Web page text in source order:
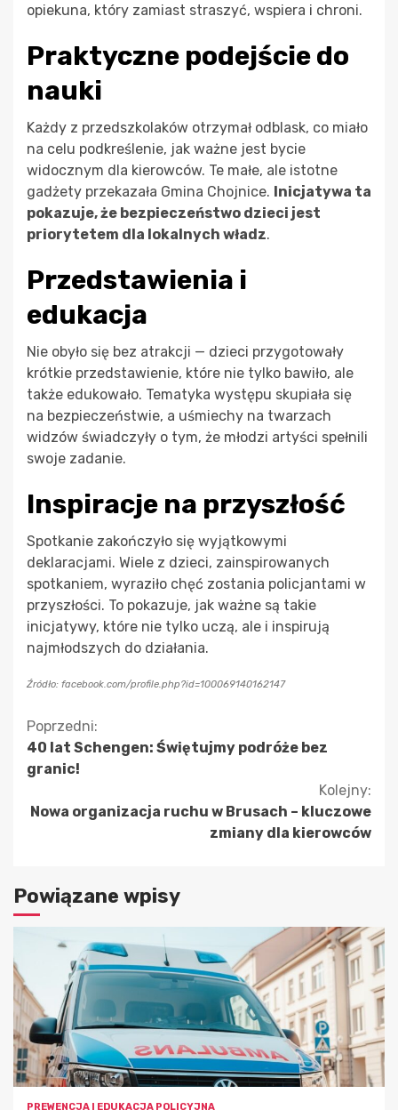
opiekuna, który zamiast straszyć, wspiera i chroni.
Praktyczne podejście do
nauki
Każdy z przedszkolaków otrzymał odblask, co miało
na celu podkreślenie, jak ważne jest bycie
widocznym dla kierowców. Te małe, ale istotne
gadżety przekazała Gmina Chojnice. Inicjatywa ta
pokazuje, że bezpieczeństwo dzieci jest
priorytetem dla lokalnych władz.
Przedstawienia i
edukacja
Nie obyło się bez atrakcji — dzieci przygotowały
krótkie przedstawienie, które nie tylko bawiło, ale
także edukowało. Tematyka występu skupiała się
na bezpieczeństwie, a uśmiechy na twarzach
widzów świadczyły o tym, że młodzi artyści spełnili
swoje zadanie.
Inspiracje na przyszłość
Spotkanie zakończyło się wyjątkowymi
deklaracjami. Wiele z dzieci, zainspirowanych
spotkaniem, wyraziło chęć zostania policjantami w
przyszłości. To pokazuje, jak ważne są takie
inicjatywy, które nie tylko uczą, ale i inspirują
najmłodszych do działania.
Źródło: facebook.com/profile.php?id=100069140162147
Kontynuuj
czytanie
Poprzedni:
40 lat Schengen: Świętujmy podróże bez
granic!
Kolejny:
Nowa organizacja ruchu w Brusach – kluczowe
zmiany dla kierowców
Powiązane wpisy
PREWENCJA I EDUKACJA POLICYJNA